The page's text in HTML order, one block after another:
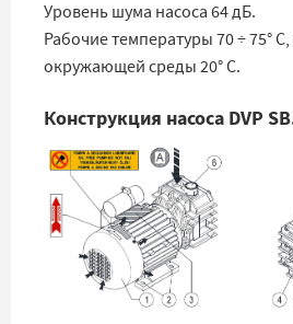
Уровень шума насоса 64 дБ.
Рабочие температуры 70 ÷ 75°
окружающей среды 20° C.
Конструкция насоса DVP